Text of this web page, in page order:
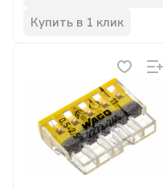
Купить в 1 клик